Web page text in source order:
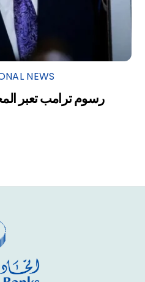
NEWS
رسوم ترامب تعبر